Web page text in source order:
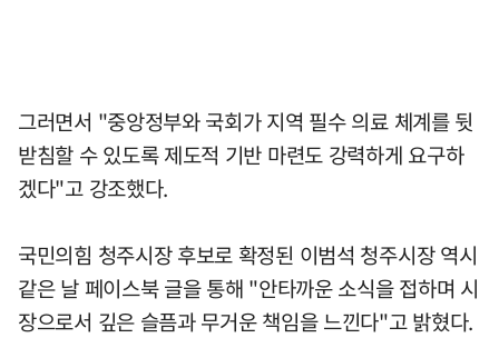
그러면서 "중앙정부와 국회가 지역 필수 의료 체계를 뒷
받침할 수 있도록 제도적 기반 마련도 강력하게 요구하
겠다"고 강조했다.
국민의힘 청주시장 후보로 확정된 이범석 청주시장 역시
같은 날 페이스북 글을 통해 "안타까운 소식을 접하며 시
장으로서 깊은 슬픔과 무거운 책임을 느낀다"고 밝혔다.